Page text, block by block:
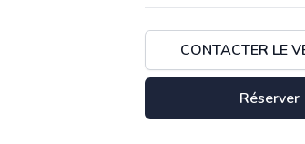
CONTACTER LE
Réserver